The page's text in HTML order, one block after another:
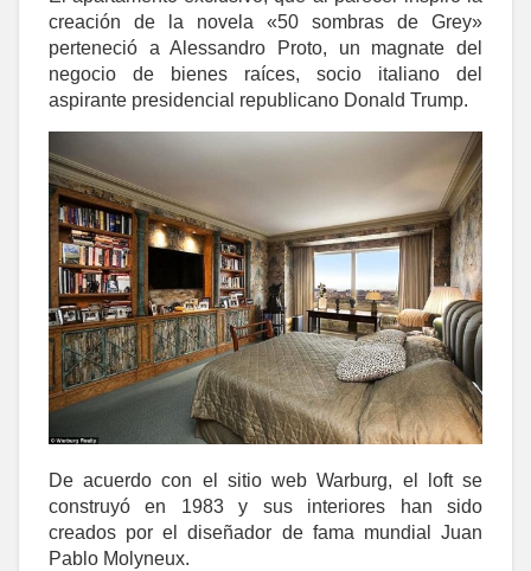
creación de la novela «50 sombras de Grey»
perteneció a Alessandro Proto, un magnate del
negocio de bienes raíces, socio italiano del
aspirante presidencial republicano Donald Trump.
De acuerdo con el sitio web Warburg, el loft se
construyó en 1983 y sus interiores han sido
creados por el diseñador de fama mundial Juan
Pablo Molyneux.